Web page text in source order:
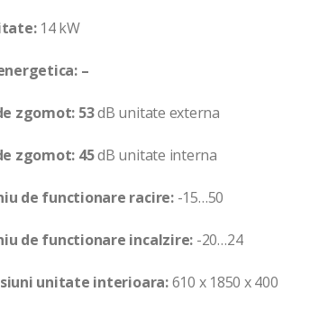
14 kW
–
zgomot: 53dB unitate externa
zgomot: 45dB unitate interna
de functionare racire: -15…50
de functionare incalzire: -20…24
unitate interioara:610 x 1850 x 400